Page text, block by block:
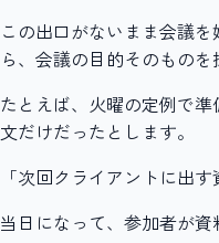
この出口がないまま会議
ら、会議の目的そのものを
たとえば、火曜の定例で
文だけだったとします。
「次回クライアントに出
当日になって、参加者が資